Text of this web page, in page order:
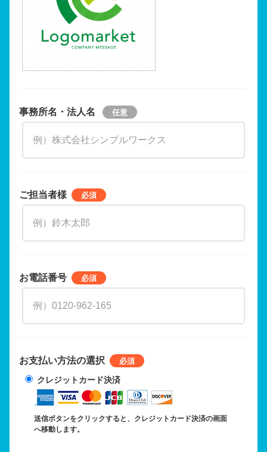
事務所名・法人名
ご担当者様
お電話番号
お支払い方法の選択
クレジットカード決済
送信ボタンをクリックすると、クレジットカード決済の画面
へ移動します。